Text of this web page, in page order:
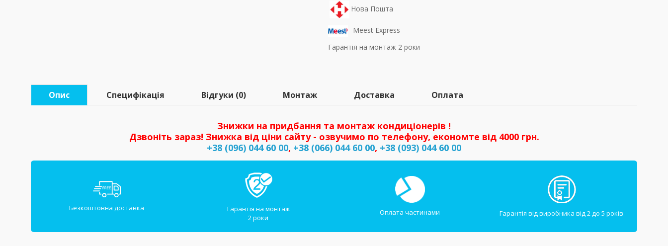
Нова Пошта
Meest Express
Гарантія на монтаж 2 роки
Опис Специфікація Відгуки (0) Монтаж Доставка Оплата
Знижки на придбання та монтаж кондиціонерів !
Дзвоніть зараз! Знижка від ціни сайту - озвучимо по телефону, економте від 4000 грн.
+38 (096) 044 60 00, +38 (066) 044 60 00, +38 (093) 044 60 00
Безкоштовна доставка
Гарантія на монтаж
2 роки
Оплата частинами Гарантія від виробника від 2 до 5 років